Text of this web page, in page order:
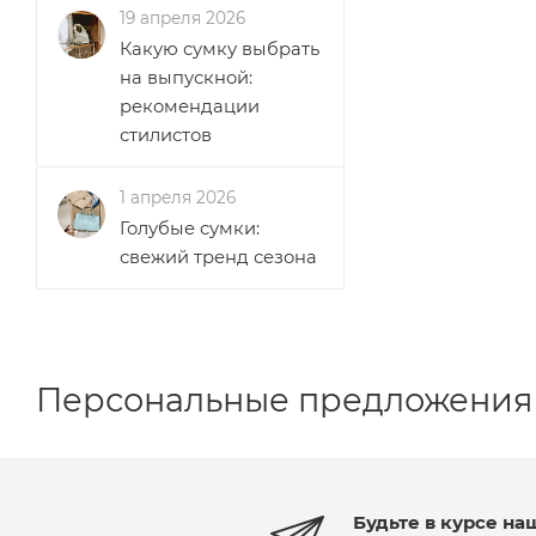
19 апреля 2026
Какую сумку выбрать
на выпускной:
рекомендации
стилистов
1 апреля 2026
Голубые сумки:
свежий тренд сезона
Персональные предложения
Будьте в курсе